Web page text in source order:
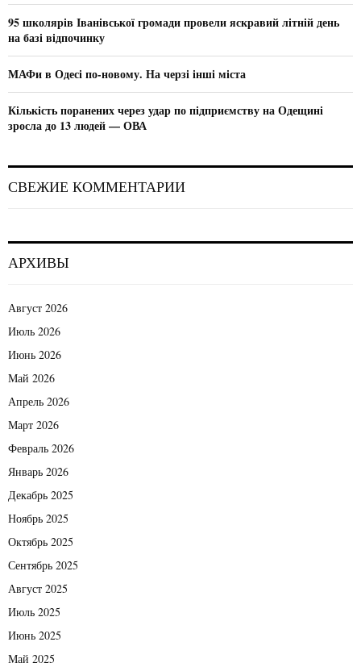
95 школярів Іванівської громади провели яскравий літній день
на базі відпочинку
МАФи в Одесі по-новому. На черзі інші міста
Кількість поранених через удар по підприємству на Одещині
зросла до 13 людей — ОВА
СВЕЖИЕ КОММЕНТАРИИ
АРХИВЫ
Август 2026
Июль 2026
Июнь 2026
Май 2026
Апрель 2026
Март 2026
Февраль 2026
Январь 2026
Декабрь 2025
Ноябрь 2025
Октябрь 2025
Сентябрь 2025
Август 2025
Июль 2025
Июнь 2025
Май 2025